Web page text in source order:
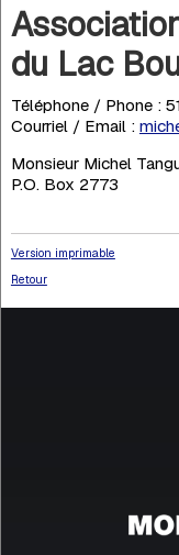
du Lac
Téléphone / Phone :
Courriel / Email :
Monsieur Michel
P.O. Box 2773
Version imprimable
Retour